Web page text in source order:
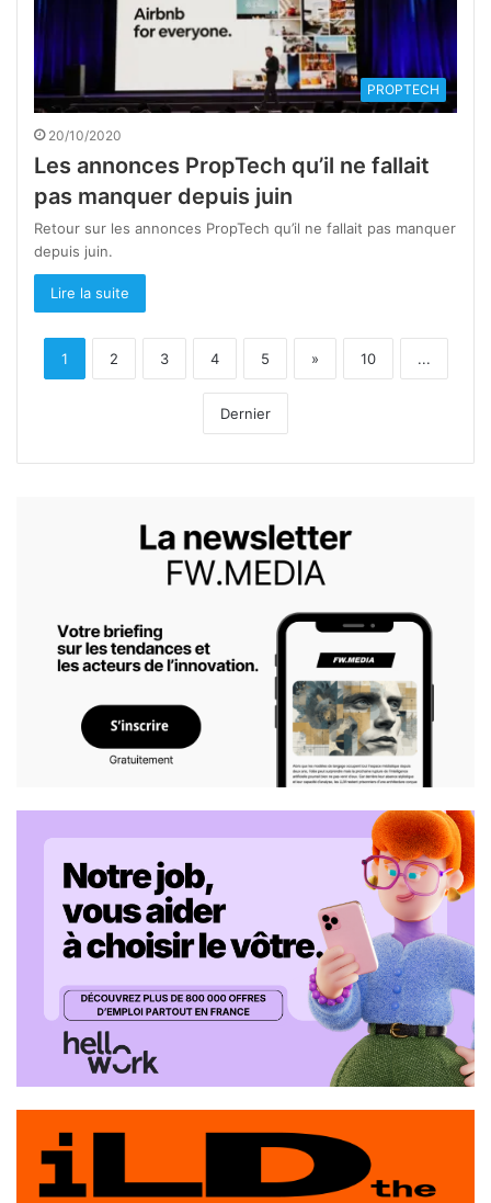
PROPTECH
20/10/2020
Les annonces PropTech qu’il ne fallait
pas manquer depuis juin
Retour sur les annonces PropTech qu’il ne fallait pas manquer
depuis juin.
Lire la suite
1 2 3 4 5 » 10 ...
Dernier